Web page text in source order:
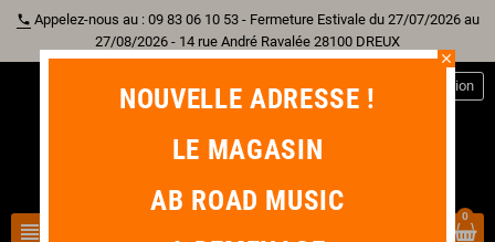
phone Appelez-nous au : 09 83 06 10 53 - Fermeture Estivale du 27/07/2026 au
27/08/2026 - 14 rue André Ravalée 28100 DREUX
view_headline
Connexion
0
close
NOUVELLE ADRESSE !
LE MAGASIN
AB ROAD MUSIC